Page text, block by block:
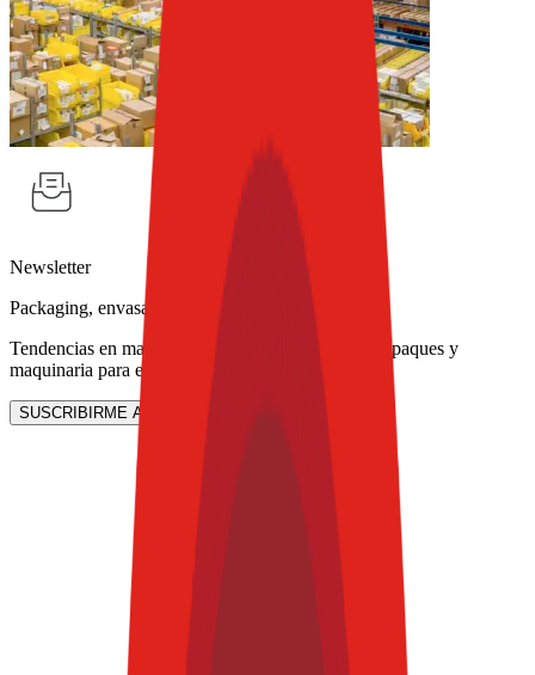
Newsletter
Packaging, envasado y procesamiento
Tendencias en materiales sostenibles, diseño de empaques y
maquinaria para envasado.
SUSCRIBIRME AHORA